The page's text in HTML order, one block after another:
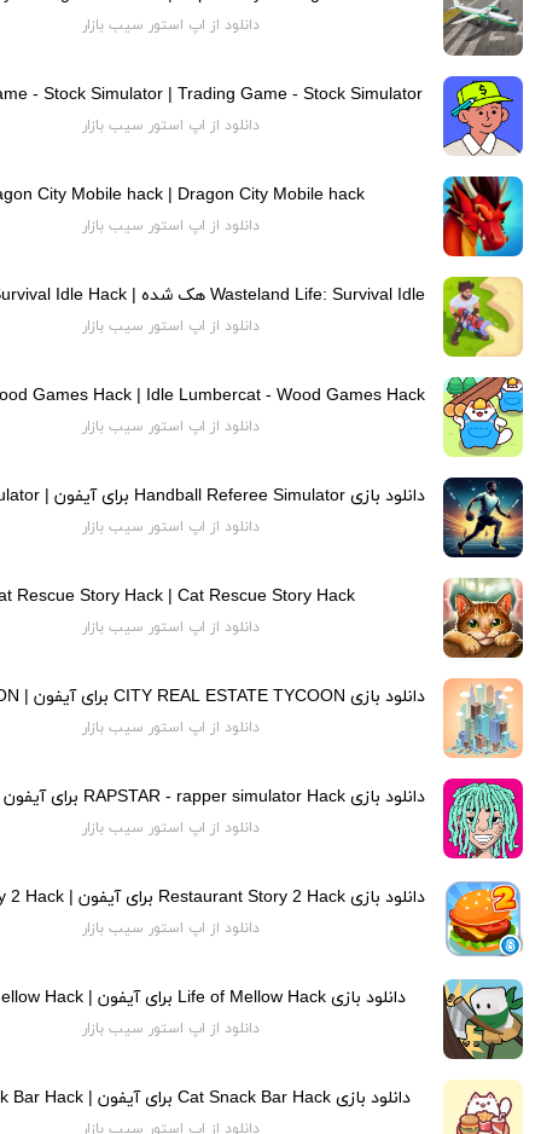
دانلود از اپ استور سیب بازار
- Stock Simulator | Trading Game - Stock Simulator
دانلود از اپ استور سیب بازار
City Mobile hack | Dragon City Mobile hack
دانلود از اپ استور سیب بازار
دانلود از اپ استور سیب بازار
دانلود از اپ استور سیب بازار
دانلود از اپ استور سیب بازار
Rescue Story Hack | Cat Rescue Story Hack
دانلود از اپ استور سیب بازار
دانلود از اپ استور سیب بازار
دانلود از اپ استور سیب بازار
دانلود از اپ استور سیب بازار
دانلود بازی Life of Mellow Hack برای آیفون | Life of Mellow Hack
دانلود از اپ استور سیب بازار
دانلود بازی Cat Snack Bar Hack برای آیفون | Cat Snack Bar Hack
دانلود از اپ استور سیب بازار